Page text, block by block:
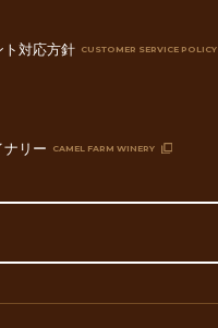
ト対応方針 CUSTOMER SERVICE POLICY
ナリー CAMEL FARM WINERY